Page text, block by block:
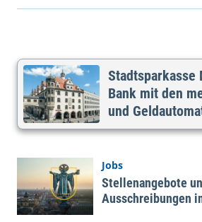
Stadtsparkasse
Bank mit den
und
Jobs
Stellenangebote
Ausschreibungen